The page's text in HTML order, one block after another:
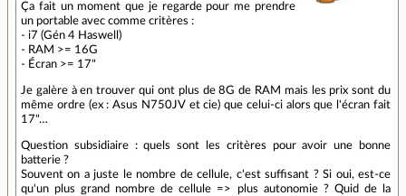
Ça fait un moment que je regarde pour me prendre
un portable avec comme critères :
- i7 (Gén 4 Haswell)
- RAM >= 16G
- Écran >= 17"
Je galère à en trouver qui ont plus de 8G de RAM mais les prix sont du
même ordre (ex : Asus N750JV et cie) que celui-ci alors que l'écran fait
17"…
Question subsidiaire : quels sont les critères pour avoir une bonne
batterie ?
Souvent on a juste le nombre de cellule, c'est suffisant ? Si oui, est-ce
qu'un plus grand nombre de cellule => plus autonomie ? Quid de la